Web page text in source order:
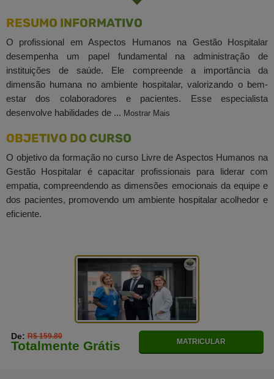
RESUMO INFORMATIVO
O profissional em Aspectos Humanos na Gestão Hospitalar
desempenha um papel fundamental na administração de
instituições de saúde. Ele compreende a importância da
dimensão humana no ambiente hospitalar, valorizando o bem-
estar dos colaboradores e pacientes. Esse especialista
desenvolve habilidades de ... Mostrar Mais
OBJETIVO DO CURSO
O objetivo da formação no curso Livre de Aspectos Humanos na
Gestão Hospitalar é capacitar profissionais para liderar com
empatia, compreendendo as dimensões emocionais da equipe e
dos pacientes, promovendo um ambiente hospitalar acolhedor e
eficiente.
De:R$ 159.80
Totalmente Grátis MATRICULAR